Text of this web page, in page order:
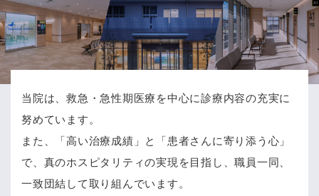
当院は、救急・急性期医療を中心に診療内容の充実に
努めています。
また、「高い治療成績」と「患者さんに寄り添う心」
で、 真のホスピタリティの実現を目指し、職員一同、
一致団結して取り組んでいます。